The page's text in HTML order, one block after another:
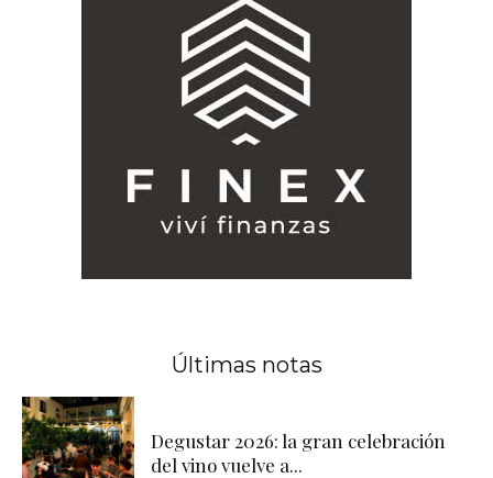
Últimas notas
Degustar 2026: la gran celebración
del vino vuelve a...